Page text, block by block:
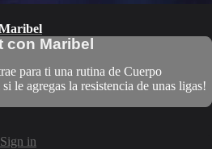
con Maribel
para ti una rutina de Cuerpo
le agregas la resistencia de unas ligas!
Sign in